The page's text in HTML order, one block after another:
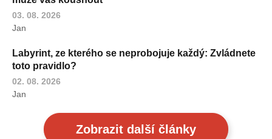
03. 08. 2026
Jan
Labyrint, ze kterého se neprobojuje každý: Zvládnete
toto pravidlo?
02. 08. 2026
Jan
Zobrazit další články